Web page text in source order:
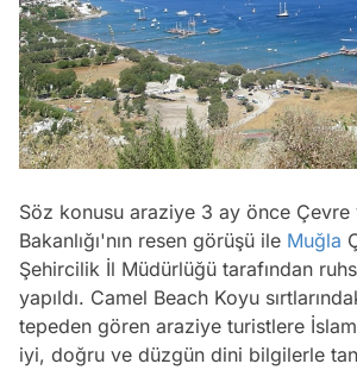
Söz konusu araziye 3 ay önce Çevre
Bakanlığı'nın resen görüşü ile Muğla
Şehircilik İl Müdürlüğü tarafından
yapıldı. Camel Beach Koyu
tepeden gören araziye turistlere
iyi, doğru ve düzgün dini bilgilerle